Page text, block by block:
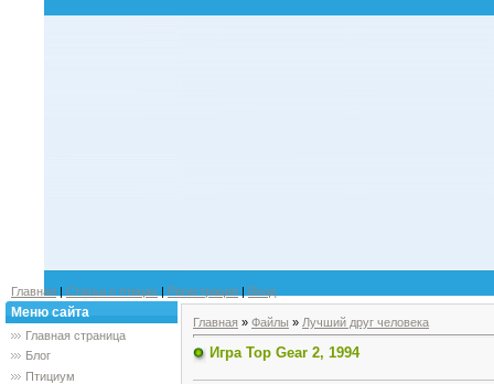
Главная | Статьи о птицах | Регистрация | Вход
Меню сайта
Главная страница
Блог
Птициум
Главная » Файлы » Лучший друг человека
Игра Top Gear 2, 1994